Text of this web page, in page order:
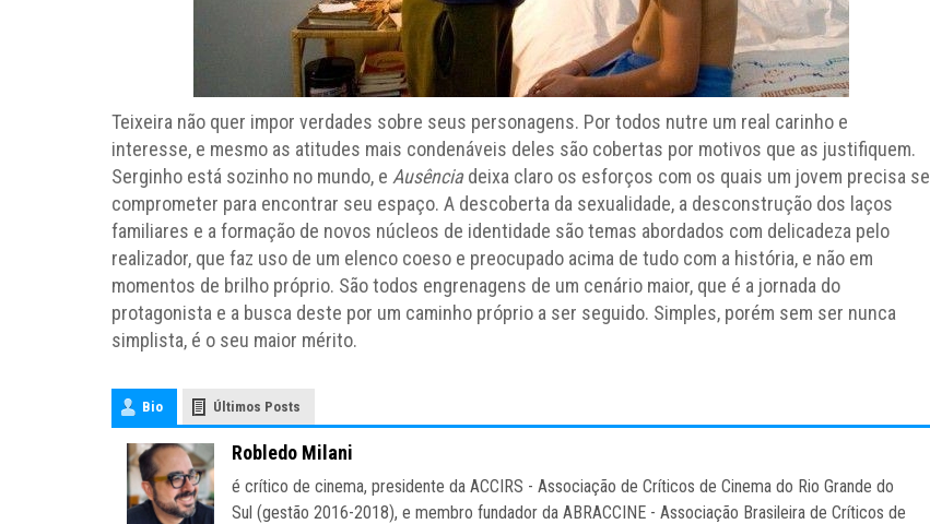
Teixeira não quer impor verdades sobre seus personagens. Por todos nutre um real carinho e
interesse, e mesmo as atitudes mais condenáveis deles são cobertas por motivos que as justifiquem.
Serginho está sozinho no mundo, e Ausênciadeixa claro os esforços com os quais um jovem precisa se
comprometer para encontrar seu espaço. A descoberta da sexualidade, a desconstrução dos laços
familiares e a formação de novos núcleos de identidade são temas abordados com delicadeza pelo
realizador, que faz uso de um elenco coeso e preocupado acima de tudo com a história, e não em
momentos de brilho próprio. São todos engrenagens de um cenário maior, que é a jornada do
protagonista e a busca deste por um caminho próprio a ser seguido. Simples, porém sem ser nunca
simplista, é o seu maior mérito.
Bio Últimos Posts
Robledo Milani
é crítico de cinema, presidente da ACCIRS - Associação de Críticos de Cinema do Rio Grande do
Sul (gestão 2016-2018), e membro fundador da ABRACCINE - Associação Brasileira de Críticos de